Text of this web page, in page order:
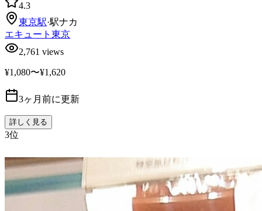
4.3
東京駅·駅ナカ
エキュート東京
2,761 views
¥1,080〜¥1,620
3ヶ月前に更新
詳しく見る
3位